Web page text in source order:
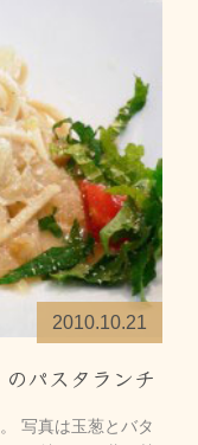
2010.10.21
パスタランチ
写真は玉葱とバタ